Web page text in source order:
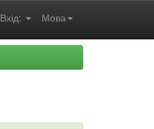
Мова
Вхід: